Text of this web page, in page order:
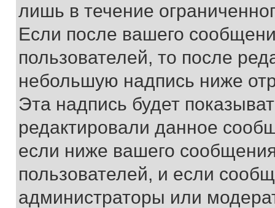
лишь в течение
Если после вашего
пользователей, то после
небольшую надпись ниже
Эта надпись будет
редактировали данное
если ниже вашего
пользователей, и если
администраторы или